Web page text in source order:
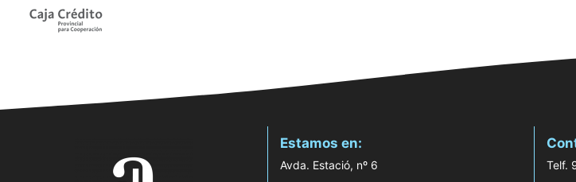
Estamos en:
Avda. Estació, nº 6
Telf.